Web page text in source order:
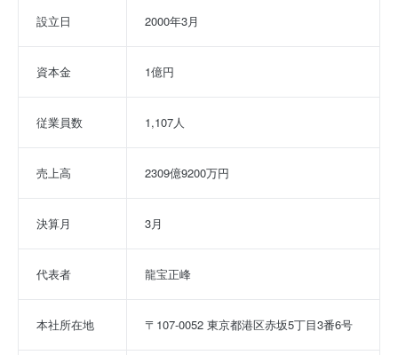
設立日 2000年3月
資本金 1億円
従業員数 1,107人
売上高 2309億9200万円
決算月 3月
代表者 龍宝正峰
本社所在地 〒107-0052 東京都港区赤坂5丁目3番6号